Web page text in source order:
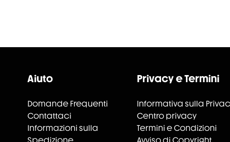
Aiuto
Domande Frequenti
Contattaci
Informazioni sulla
Privacy e Termini
Informativa sulla
Centro privacy
Termini e Condizioni